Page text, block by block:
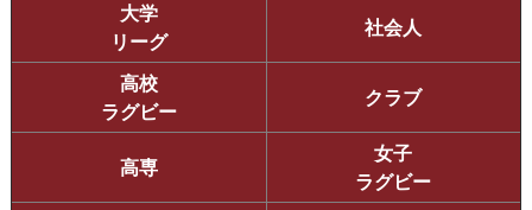
大学
リーグ
社会人
高校
ラグビー
クラブ
高専
女子
ラグビー